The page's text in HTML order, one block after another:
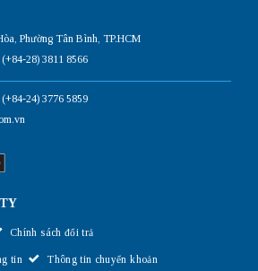
Phường Tân Bình, TP.HCM
28) 3811 8566
24) 3776 5859
Chính sách đổi trả
tin Thông tin chuyển khoản